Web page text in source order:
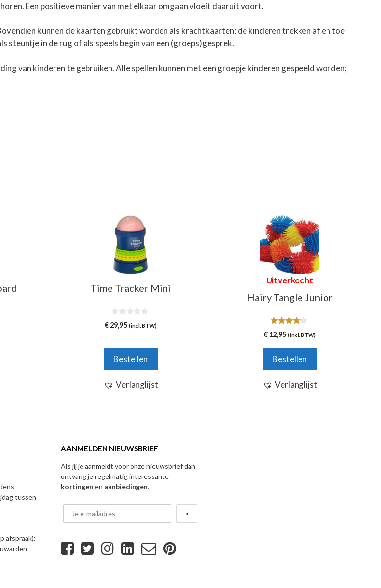
Een positieve manier van met elkaar omgaan vloeit daaruit voort.
kunnen de kaarten gebruikt worden als krachtkaarten: de kinderen trekken af en toe
steuntje in de rug of als speels begin van een (groeps)gesprek.
van kinderen te gebruiken. Alle spellen kunnen met een groepje kinderen gespeeld worden;
Time Tracker Mini
0
v
5
€ 29,95 (incl. BTW)
Bestellen
Verlanglijst
Uitverkocht
Hairy Tangle Junior
4.00
van 5
€ 12,95 (incl. BTW)
Bestellen
Verlanglijst
tussen
afspraak):
AANMELDEN NIEUWSBRIEF
Als jij je aanmeldt voor onze nieuwsbrief dan
ontvang je regelmatig interessante
kortingen en aanbiedingen.